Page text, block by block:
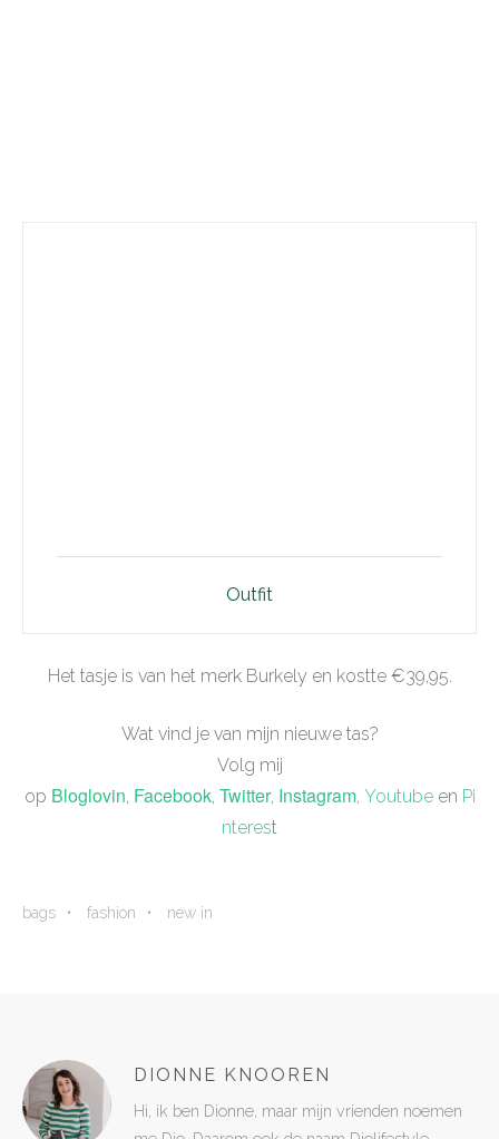
Outfit
Het tasje is van het merk Burkely en kostte €39,95.
Wat vind je van mijn nieuwe tas?
Volg mij
op Bloglovin Facebook, Twitter, Instagram, Youtubeen Pi
nterest
bags fashion new in
DIONNE KNOOREN
Hi, ik ben Dionne, maar mijn vrienden noemen